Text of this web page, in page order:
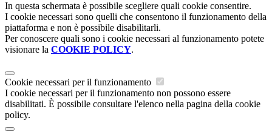
In questa schermata è possibile scegliere quali cookie consentire.
I cookie necessari sono quelli che consentono il funzionamento della
piattaforma e non è possibile disabilitarli.
Per conoscere quali sono i cookie necessari al funzionamento potete
visionare la COOKIE POLICY.
Cookie necessari per il funzionamento
I cookie necessari per il funzionamento non possono essere
disabilitati. È possibile consultare l'elenco nella pagina della cookie
policy.